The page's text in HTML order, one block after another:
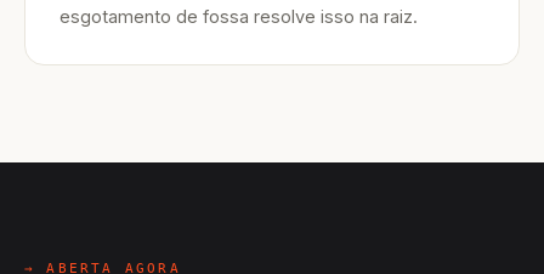
esgotamento de fossa resolve isso na raiz.
→ ABERTA AGORA